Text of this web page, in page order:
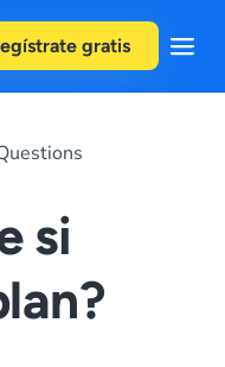
gratis
si